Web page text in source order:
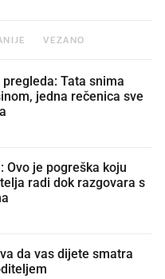
VEZANO
Tata snima
jedna rečenica sve
Ovo je pogreška koju
radi dok razgovara s
da vas dijete smatra